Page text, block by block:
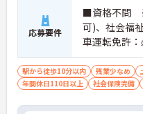
応募要件
■資格不問
可)、社会福
車運転免許
人物像＞協
る事が出来る
く事業所を盛
駅から徒歩10分以内 残業少なめ
年間休日110日以上
社会保険完備